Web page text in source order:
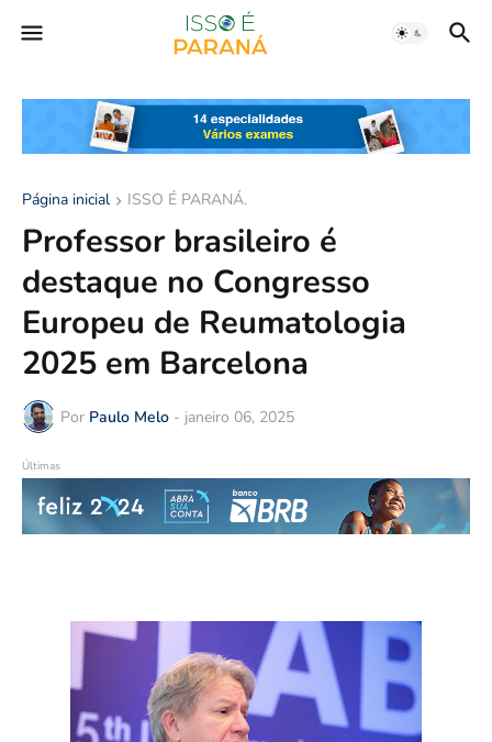
Página inicial ISSO É PARANÁ.
Professor brasileiro é
destaque no Congresso
Europeu de Reumatologia
2025 em Barcelona
Por Paulo Melo - janeiro 06, 2025
Últimas